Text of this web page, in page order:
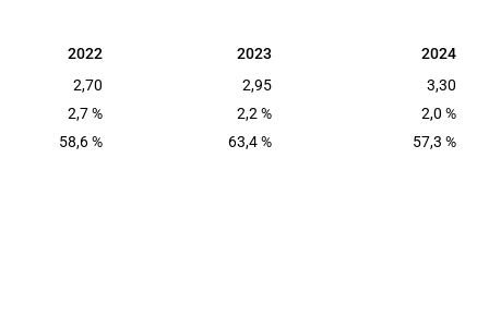
2022 2023 2024
2022 2023
2024
2,70 2,95
3,30
2,7 % 2,2 %
2,0 %
58,6 % 63,4 % 57,3 %